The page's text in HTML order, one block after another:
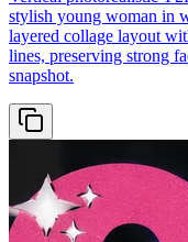
stylish young woman in
layered collage layout
lines, preserving strong
snapshot.